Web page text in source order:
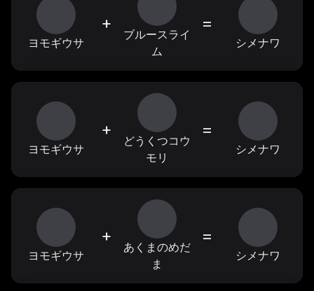
ヨモギウサ
+
ブルースライ
ム
=
シメナワ
ヨモギウサ
+
どうくつコウ
モリ
=
シメナワ
ヨモギウサ
+
あくまのめだ
ま
=
シメナワ